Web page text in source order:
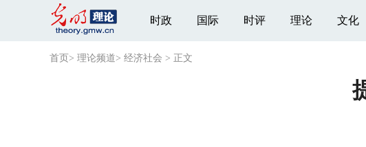
时政 国际 时评 理论 文化
首页 > 理论频道> 经济社会 > 正文